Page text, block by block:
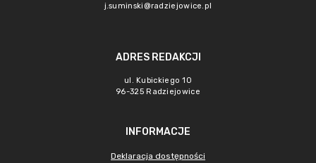
j.suminski@radziejowice.pl
ADRES REDAKCJI
ul. Kubickiego 10
96-325 Radziejowice
INFORMACJE
Deklaracja dostępności